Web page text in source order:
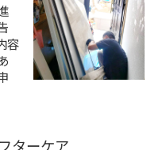
容
ターケア